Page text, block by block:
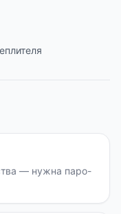
— нужна паро-